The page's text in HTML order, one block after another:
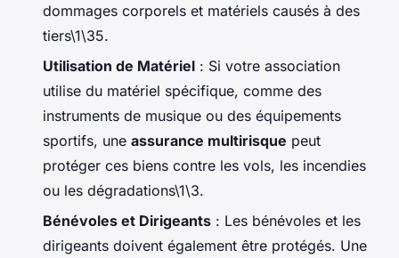
dommages corporels et matériels causés à des
tiers\1\35.
Utilisation de Matériel : Si votre association
utilise du matériel spécifique, comme des
instruments de musique ou des équipements
sportifs, une assurance multirisque peut
protéger ces biens contre les vols, les incendies
ou les dégradations\1\3.
Bénévoles et Dirigeants : Les bénévoles et les
dirigeants doivent également être protégés. Une